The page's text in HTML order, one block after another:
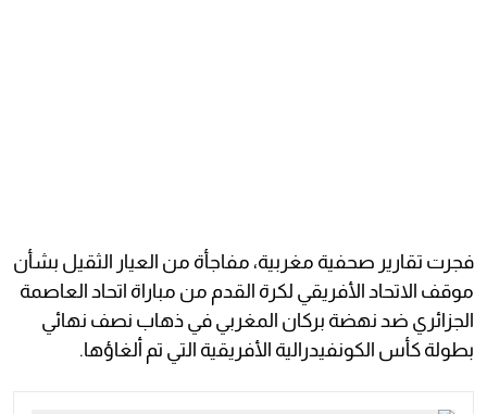
فجرت تقارير صحفية مغربية، مفاجأة من العيار الثقيل بشأن
موقف الاتحاد الأفريقي لكرة القدم من مباراة اتحاد العاصمة
الجزائري ضد نهضة بركان المغربي في ذهاب نصف نهائي
بطولة كأس الكونفيدرالية الأفريقية التي تم ألغاؤها.